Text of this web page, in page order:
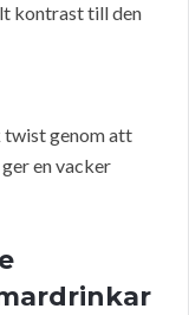
kontrast till den
twist genom att
en vacker